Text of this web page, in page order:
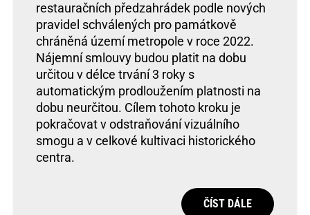
restauračních předzahrádek podle nových
pravidel schválených pro památkově
chráněná území metropole v roce 2022.
Nájemní smlouvy budou platit na dobu
určitou v délce trvání 3 roky s
automatickým prodloužením platnosti na
dobu neurčitou. Cílem tohoto kroku je
pokračovat v odstraňování vizuálního
smogu a v celkové kultivaci historického
centra.
ČÍST DÁLE